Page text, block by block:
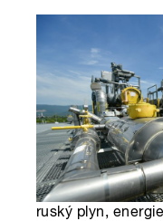
ruský plyn,